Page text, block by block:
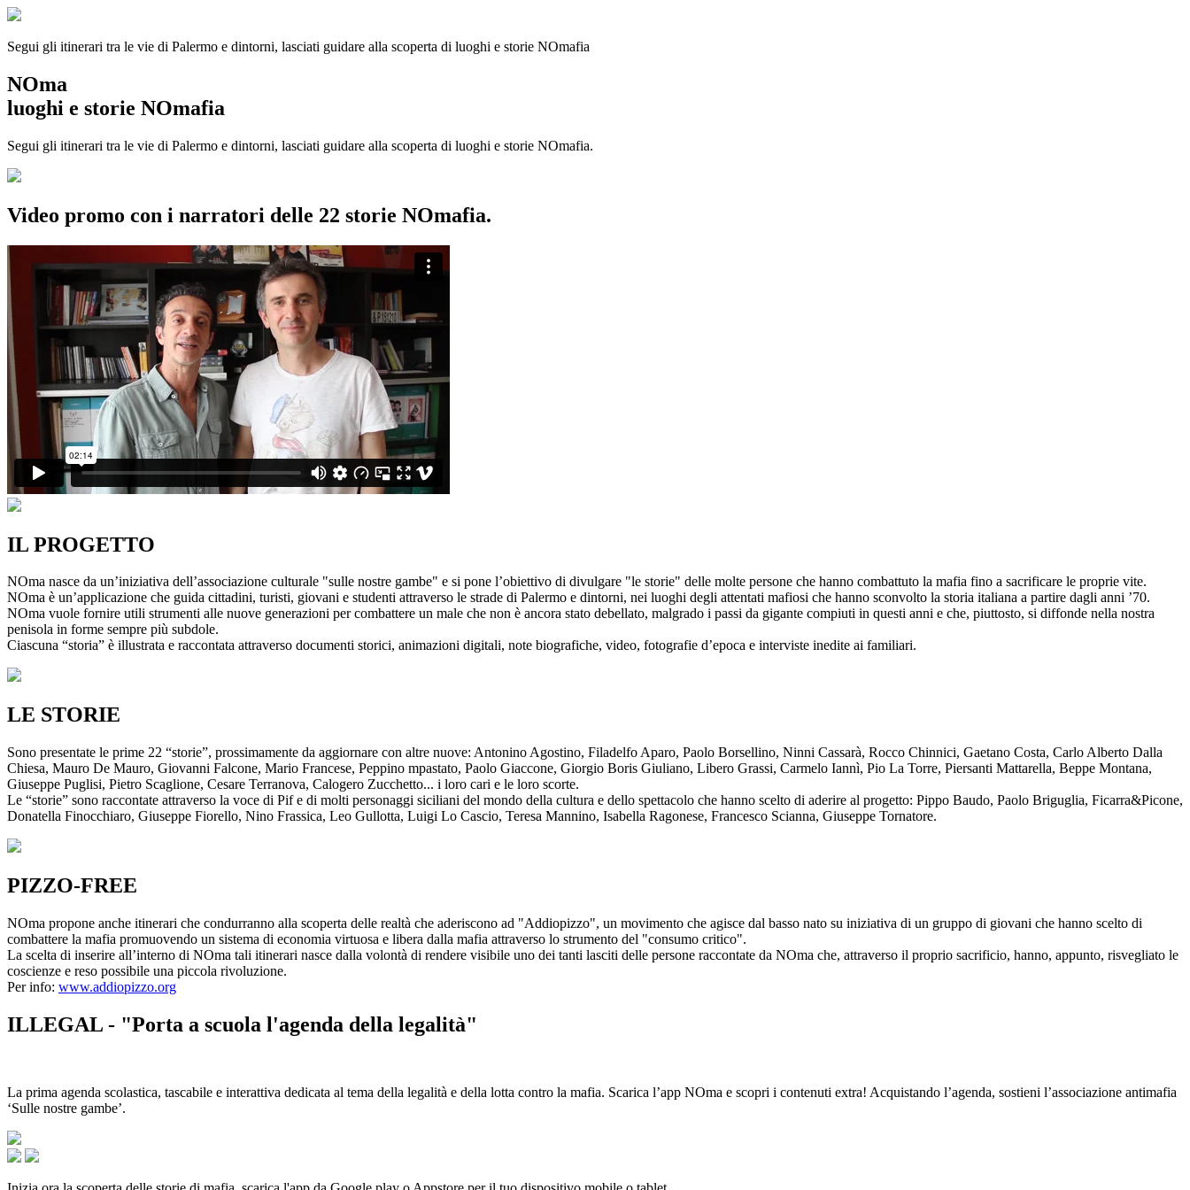
Segui gli itinerari tra le vie di Palermo e dintorni, lasciati guidare alla scoperta di luoghi e storie NOmafia
NOma
luoghi e storie NOmafia
Segui gli itinerari tra le vie di Palermo e dintorni, lasciati guidare alla scoperta di luoghi e storie NOmafia.
Video promo con i narratori delle 22 storie NOmafia.
IL PROGETTO
NOma nasce da un’iniziativa dell’associazione culturale "sulle nostre gambe" e si pone l’obiettivo di divulgare "le storie" delle molte persone che hanno combattuto la mafia fino a sacrificare le proprie vite.
NOma è un’applicazione che guida cittadini, turisti, giovani e studenti attraverso le strade di Palermo e dintorni, nei luoghi degli attentati mafiosi che hanno sconvolto la storia italiana a partire dagli anni ’70.
NOma vuole fornire utili strumenti alle nuove generazioni per combattere un male che non è ancora stato debellato, malgrado i passi da gigante compiuti in questi anni e che, piuttosto, si diffonde nella nostra
penisola in forme sempre più subdole.
Ciascuna “storia” è illustrata e raccontata attraverso documenti storici, animazioni digitali, note biografiche, video, fotografie d’epoca e interviste inedite ai familiari.
LE STORIE
Sono presentate le prime 22 “storie”, prossimamente da aggiornare con altre nuove: Antonino Agostino, Filadelfo Aparo, Paolo Borsellino, Ninni Cassarà, Rocco Chinnici, Gaetano Costa, Carlo Alberto Dalla
Chiesa, Mauro De Mauro, Giovanni Falcone, Mario Francese, Peppino mpastato, Paolo Giaccone, Giorgio Boris Giuliano, Libero Grassi, Carmelo Iannì, Pio La Torre, Piersanti Mattarella, Beppe Montana,
Giuseppe Puglisi, Pietro Scaglione, Cesare Terranova, Calogero Zucchetto... i loro cari e le loro scorte.
Le “storie” sono raccontate attraverso la voce di Pif e di molti personaggi siciliani del mondo della cultura e dello spettacolo che hanno scelto di aderire al progetto: Pippo Baudo, Paolo Briguglia, Ficarra&Picone,
Donatella Finocchiaro, Giuseppe Fiorello, Nino Frassica, Leo Gullotta, Luigi Lo Cascio, Teresa Mannino, Isabella Ragonese, Francesco Scianna, Giuseppe Tornatore.
PIZZO-FREE
NOma propone anche itinerari che condurranno alla scoperta delle realtà che aderiscono ad "Addiopizzo", un movimento che agisce dal basso nato su iniziativa di un gruppo di giovani che hanno scelto di
combattere la mafia promuovendo un sistema di economia virtuosa e libera dalla mafia attraverso lo strumento del "consumo critico".
La scelta di inserire all’interno di NOma tali itinerari nasce dalla volontà di rendere visibile uno dei tanti lasciti delle persone raccontate da NOma che, attraverso il proprio sacrificio, hanno, appunto, risvegliato le
coscienze e reso possibile una piccola rivoluzione.
Per info: www.addiopizzo.org
ILLEGAL - "Porta a scuola l'agenda della legalità"
La prima agenda scolastica, tascabile e interattiva dedicata al tema della legalità e della lotta contro la mafia. Scarica l’app NOma e scopri i contenuti extra! Acquistando l’agenda, sostieni l’associazione antimafia
‘Sulle nostre gambe’.